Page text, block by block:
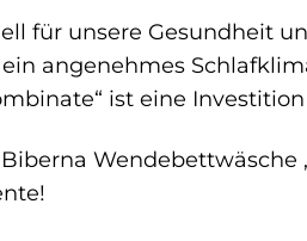
für unsere Gesundheit
angenehmes
ist eine